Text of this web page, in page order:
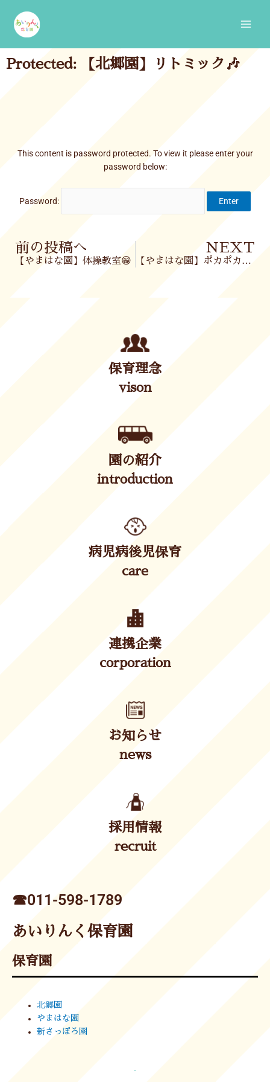
content
Protected: 【北郷園】リトミック🎶
This content is password protected. To view it please enter your
password below:
Password:
Prev
前の投稿へ
【やまはな園】体操教室😁
NEXT
【やまはな園】ポカポカ陽気でお庭遊び🌞
保育理念
vison
園の紹介
introduction
病児病後児保育
care
連携企業
corporation
お知らせ
news
採用情報
recruit
☎︎011-598-1789
あいりんく保育園
保育園
北郷園
やまはな園
新さっぽろ園